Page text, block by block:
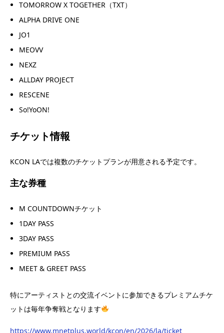
TOMORROW X TOGETHER（TXT）
ALPHA DRIVE ONE
JO1
MEOVV
NEXZ
ALLDAY PROJECT
RESCENE
So!YoON!
チケット情報
KCON LAでは複数のチケットプランが用意される予定です。
主な券種
M COUNTDOWNチケット
1DAY PASS
3DAY PASS
PREMIUM PASS
MEET & GREET PASS
特にアーティストとの交流イベントに参加できるプレミアムチケ
ットは毎年争奪戦となります
https://www.mnetplus.world/kcon/en/2026/la/ticket